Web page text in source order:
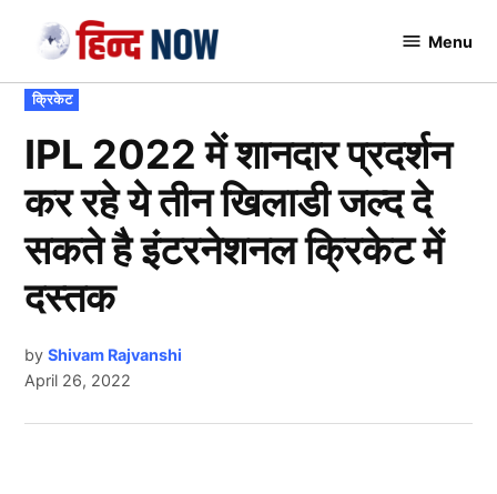
content
Menu
POSTED
IN
क्रिकेट
IPL 2022 में शानदार प्रदर्शन
कर रहे ये तीन खिलाडी जल्द दे
सकते है इंटरनेशनल क्रिकेट में
दस्तक
by Shivam Rajvanshi
April 26, 2022